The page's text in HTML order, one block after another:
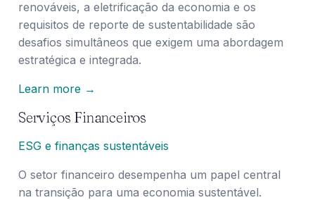
renováveis, a eletrificação da economia e os
requisitos de reporte de sustentabilidade são
desafios simultâneos que exigem uma abordagem
estratégica e integrada.
Learn more →
Serviços Financeiros
ESG e finanças sustentáveis
O setor financeiro desempenha um papel central
na transição para uma economia sustentável.